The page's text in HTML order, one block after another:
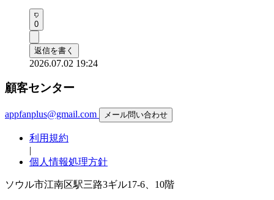
0
返信を書く
2026.07.02 19:24
顧客センター
appfanplus@gmail.com メール問い合わせ
利用規約
|
個人情報処理方針
ソウル市江南区駅三路3ギル17-6、10階